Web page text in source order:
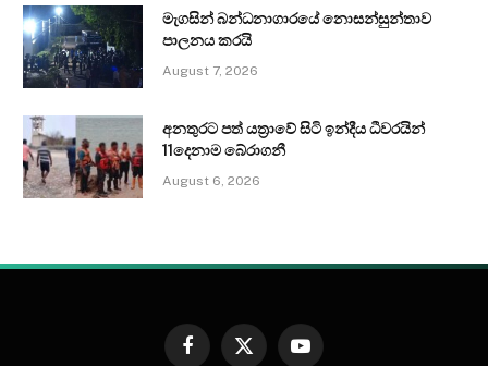
මැගසින් බන්ධනාගාරයේ නොසන්සුන්තාව
පාලනය කරයි
August 7, 2026
අනතුරට පත් යත්‍රාවේ සිටි ඉන්දීය ධීවරයින්
11දෙනාම බේරාගනී
August 6, 2026
Facebook
X YouTube